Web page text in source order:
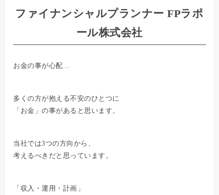
ファイナンシャルプランナー FPラポ
ール株式会社
お金の事が心配…
多くの方が抱える不安のひとつに
「お金」の事があると思います。
当社では3つの方向から、
考えるべきだと思っています。
「収入・運用・計画」